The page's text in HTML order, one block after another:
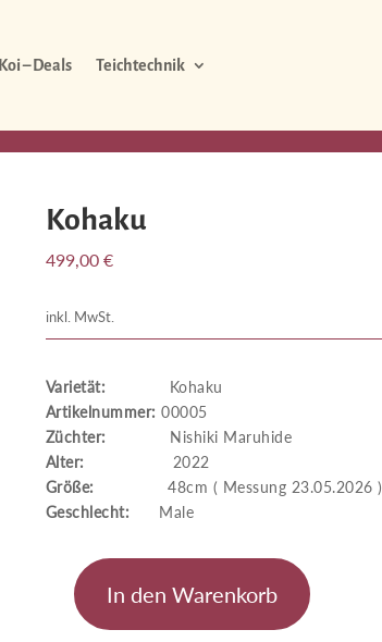
Koi – Deals Teichtechnik
Kohaku
499,00 €
inkl. MwSt.
Varietät: Kohaku
Artikelnummer:00005
Züchter: Nishiki Maruhide
Alter: 2022
Größe: 48cm ( Messung 23.05.2026 )
Geschlecht: Male
Kohaku
Menge
In den Warenkorb